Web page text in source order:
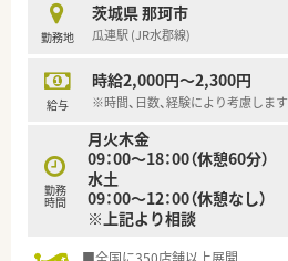
勤務地
茨城県 那珂市
瓜連駅 (JR水郡線)
給与
時給2,000円～2,300円
※時間、日数、経験により考慮します
勤務
時間
月火木金
09：00～18：00（休憩60分）
水土
09：00～12：00（休憩なし）
※上記より相談